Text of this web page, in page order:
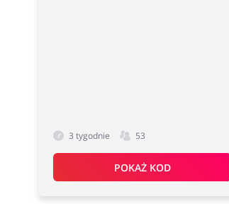
3 tygodnie 53
POKAŻ KOD